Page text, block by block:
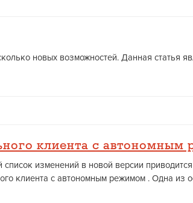
новых возможностей. Данная статья
клиента с автономным
изменений в новой версии
клиента с автономным режимом . Одна из